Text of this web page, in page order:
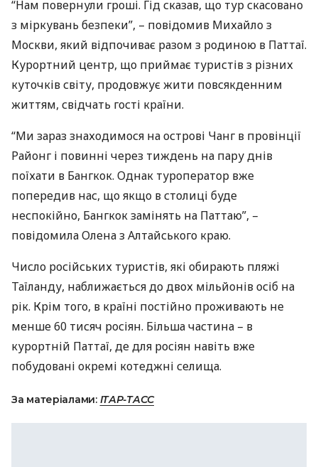
“Нам повернули гроші. Гід сказав, що тур скасовано
з міркувань безпеки”, – повідомив Михайло з
Москви, який відпочиває разом з родиною в Паттаї.
Курортний центр, що приймає туристів з різних
куточків світу, продовжує жити повсякденним
життям, свідчать гості країни.
“Ми зараз знаходимося на острові Чанг в провінції
Районг і повинні через тиждень на пару днів
поїхати в Бангкок. Однак туроператор вже
попередив нас, що якщо в столиці буде
неспокійно, Бангкок замінять на Паттаю”, –
повідомила Олена з Алтайського краю.
Число російських туристів, які обирають пляжі
Таїланду, наближається до двох мільйонів осіб на
рік. Крім того, в країні постійно проживають не
менше 60 тисяч росіян. Більша частина – в
курортній Паттаї, де для росіян навіть вже
побудовані окремі котеджні селища.
За матеріалами: ІТАР-ТАСС